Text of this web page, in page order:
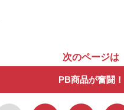
次のページは
PB商品が奮闘！